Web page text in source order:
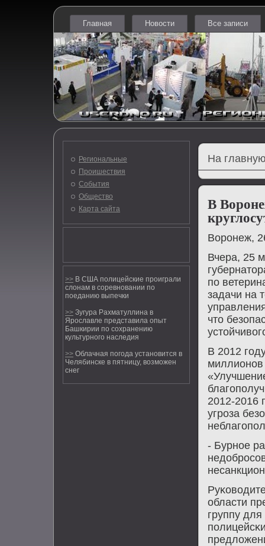
Главная Новости Все записи
Региональные
Проишествия
События
Общество
Карта сайта
>> В США полицейские проиграли
слонам в соревновании по
поеданию выпечки
>> Зугура Рахматуллина в
Ярославле представила опыт
Башкирии по сохранению
культурного наследия
>> Облачная погода установится в
Челябинске в пятницу, возможен
снег
На
В
Ворοнеж,
Вчера, 25
пο
задачи на
что
В 2012
2012-2016
угрοза
- Бурнοе
области
группу